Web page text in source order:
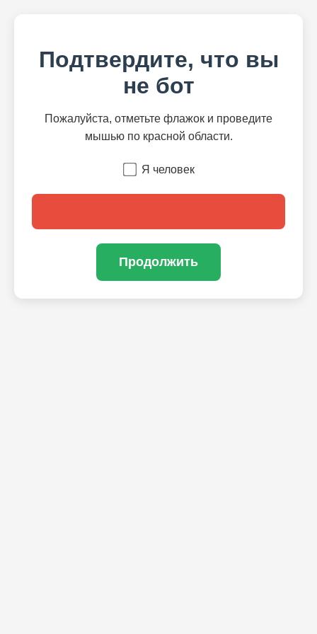
Подтвердите, что вы
не бот
Пожалуйста, отметьте флажок и проведите
мышью по красной области.
Я человек
Продолжить